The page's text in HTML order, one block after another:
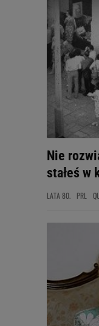
Nie
stałeś w
LATA 80. PRL